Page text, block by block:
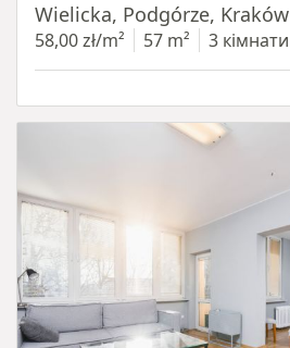
Wielicka, Podgórze, Kraków
58,00 zł/m² 57 m² 3 кімнати